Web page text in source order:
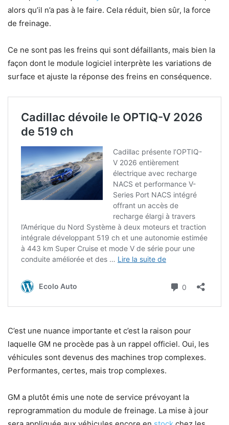
alors qu’il n’a pas à le faire. Cela réduit, bien sûr, la force
de freinage.
Ce ne sont pas les freins qui sont défaillants, mais bien la
façon dont le module logiciel interprète les variations de
surface et ajuste la réponse des freins en conséquence.
C’est une nuance importante et c’est la raison pour
laquelle GM ne procède pas à un rappel officiel. Oui, les
véhicules sont devenus des machines trop complexes.
Performantes, certes, mais trop complexes.
GM a plutôt émis une note de service prévoyant la
reprogrammation du module de freinage. La mise à jour